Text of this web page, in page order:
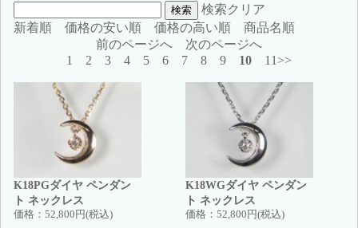
検索クリア
新着順
価格の安い順 価格の高い順
商品名順
前のページへ
次のページへ
1
2 3 4 5 6 7 8 9 10 11>>
K18PGダイヤ ペンダン
ト ネックレス
価格： 52,800円(税込)
K18WGダイヤ ペンダン
ト ネックレス
価格： 52,800円(税込)